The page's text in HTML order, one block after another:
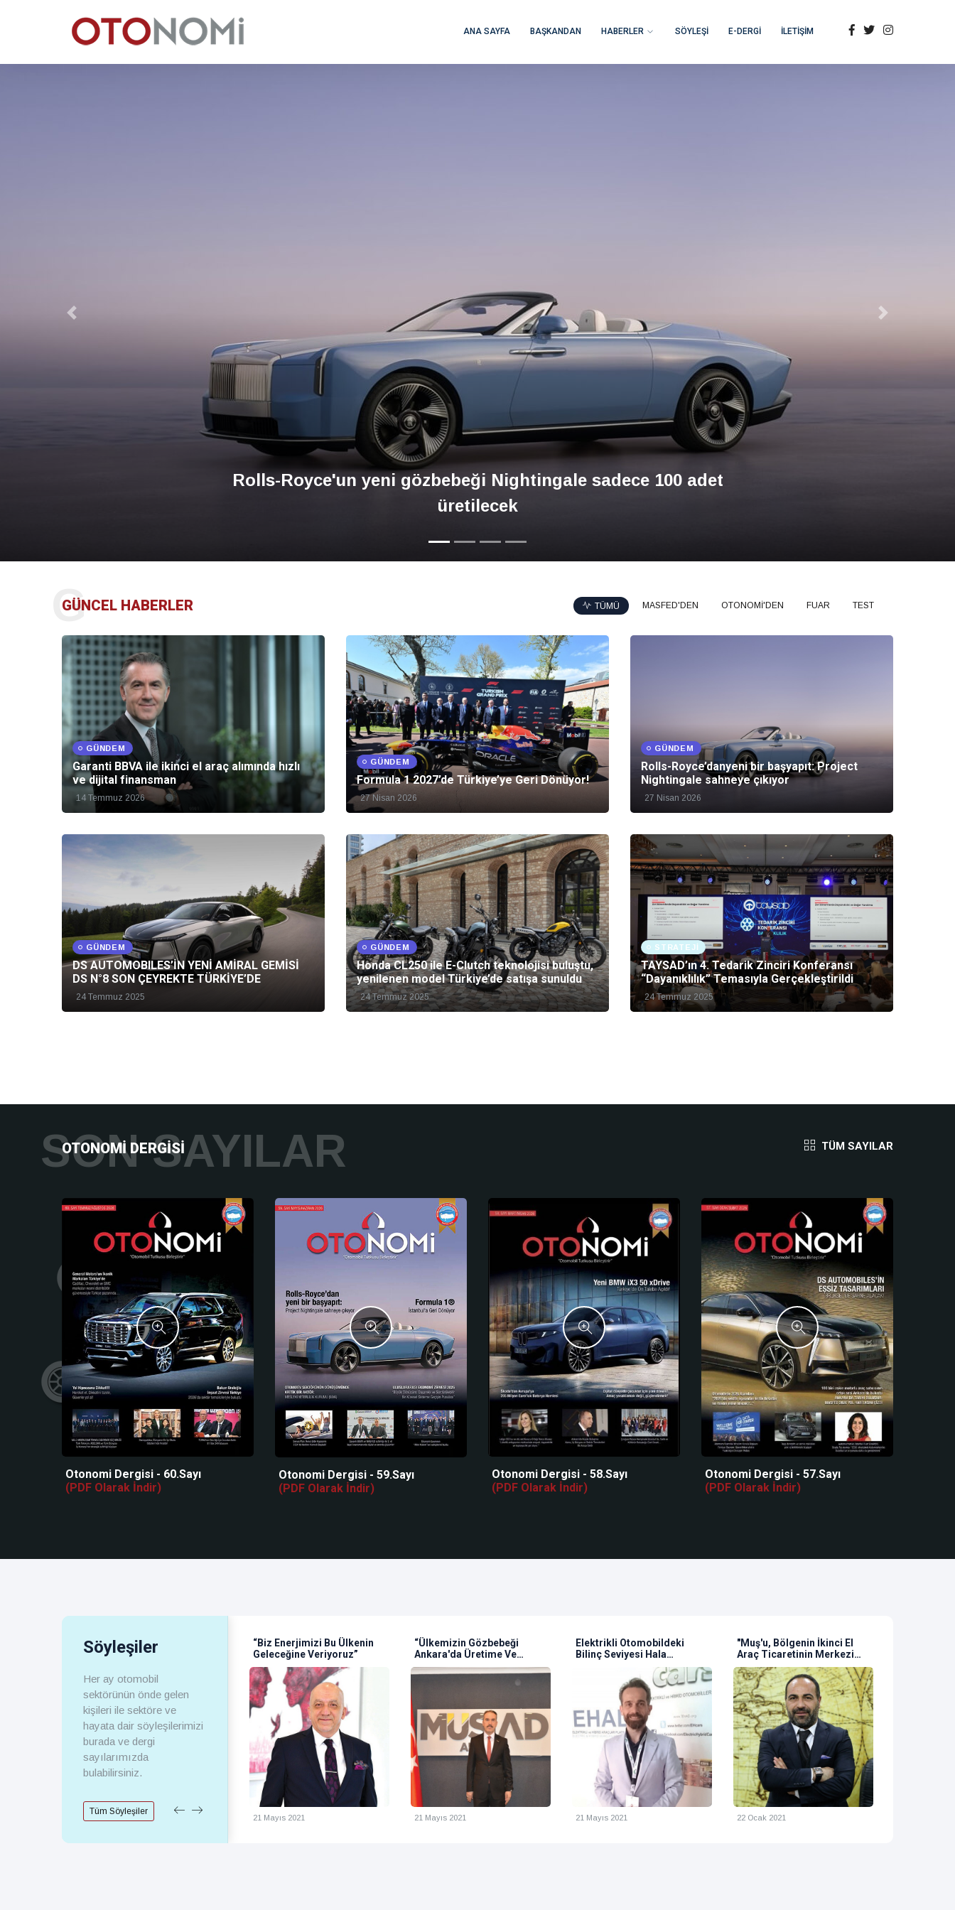
ANA SAYFA BAŞKANDAN HABERLER SÖYLEŞİ E-DERGİ İLETİŞİM
BMW Group, Concorso d'Eleganza Villa d’Este 2025’te Üç Dünya
Prömiyeriyle Boy Gösterdi
Geri İleri
GÜNCEL HABERLER
G TÜMÜ MASFED'DEN OTONOMİ'DEN FUAR TEST
GÜNDEM
Garanti BBVA ile ikinci el araç alımında hızlı
ve dijital finansman
14 Temmuz 2026
GÜNDEM
Formula 1 2027’de Türkiye’ye Geri Dönüyor!
27 Nisan 2026
GÜNDEM
Rolls-Royce’danyeni bir başyapıt: Project
Nightingale sahneye çıkıyor
27 Nisan 2026
GÜNDEM
DS AUTOMOBILES’İN YENİ AMİRAL GEMİSİ
DS N°8 SON ÇEYREKTE TÜRKİYE’DE
24 Temmuz 2025
GÜNDEM
Honda CL250 ile E-Clutch teknolojisi buluştu,
yenilenen model Türkiye’de satışa sunuldu
24 Temmuz 2025
STRATEJI
TAYSAD’ın 4. Tedarik Zinciri Konferansı
“Dayanıklılık” Temasıyla Gerçekleştirildi
24 Temmuz 2025
OTONOMI DERGISI
SON SAYILAR TÜM SAYILAR
Otonomi Dergisi - 60.Sayı
(PDF Olarak İndir)
Otonomi Dergisi - 59.Sayı
(PDF Olarak İndir)
Otonomi Dergisi - 58.Sayı
(PDF Olarak İndir)
Otonomi Dergisi - 57.Sayı
(PDF Olarak İndir)
Söyleşiler
Her ay otomobil
sektörünün önde gelen
kişileri ile sektöre ve
hayata dair söyleşilerimizi
burada ve dergi
sayılarımızda
bulabilirsiniz.
Tüm Söyleşiler
Başkanı Gürsel Baran;
Mesafeler Kat etti"
“Biz Enerjimizi Bu Ülkenin
Geleceğine Veriyoruz”
21 Mayıs 2021
“Ülkemizin Gözbebeği
Ankara'da Üretime Ve
Yatırıma Hız Kesmeden
Devam Edeceğiz”
Elektrikli Otomobildeki
Bilinç Seviyesi Hala
İstenilen Konumda Değil
"Muş'u, Bölgenin İkinci El
Araç Ticaretinin Merkezi
Haline Getirmek İstiyoruz"
ATO Başkanı Gürsel Baran;
"Ankara, Son 15 Yılda
Sanayide ve Ticarette Çok
Büyük Mesafeler Kat etti"